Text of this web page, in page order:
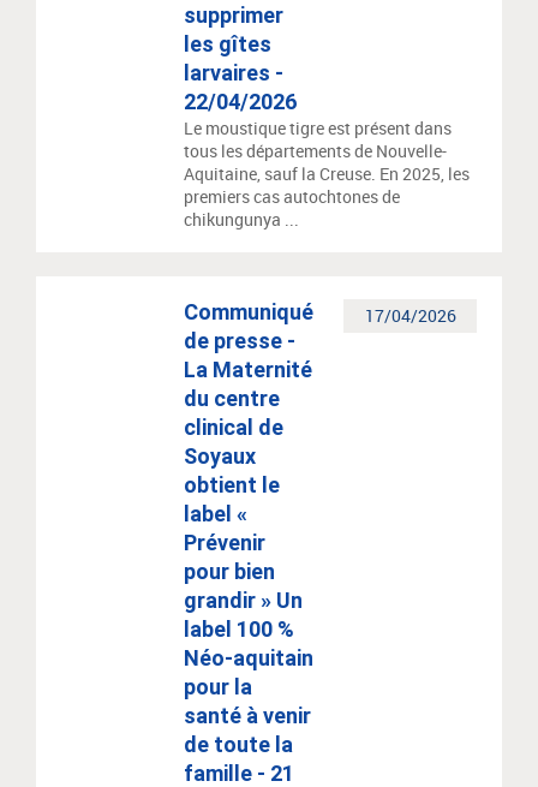
supprimer
les gîtes
larvaires -
22/04/2026
Le moustique tigre est présent dans
tous les départements de Nouvelle-
Aquitaine, sauf la Creuse. En 2025, les
premiers cas autochtones de
chikungunya ...
17/04/2026
Communiqué
de presse -
La Maternité
du centre
clinical de
Soyaux
obtient le
label «
Prévenir
pour bien
grandir » Un
label 100 %
Néo-aquitain
pour la
santé à venir
de toute la
famille - 21